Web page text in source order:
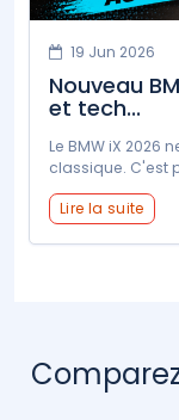
19 Jun 2026
Nouveau
et tech...
Le BMW iX 2026
classique. C'est
Lire la suite